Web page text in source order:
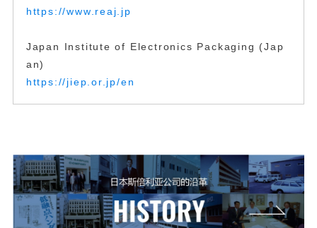
https://www.reaj.jp
Japan Institute of Electronics Packaging (Jap
an)
https://jiep.or.jp/en